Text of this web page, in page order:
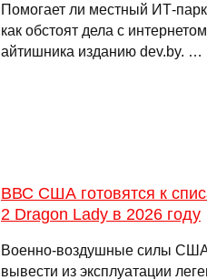
Помогает ли местный ИТ-
как обстоят дела с
айтишника изданию dev.by. …
ВВС США готовятся к
2 Dragon Lady в 2026 году
Военно-воздушные силы
вывести из эксплуатации